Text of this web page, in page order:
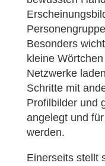
Besonders
kleine
Netzwerke
Schritte mit
Profilbilder und
angelegt und
werden.
Einerseits stellt